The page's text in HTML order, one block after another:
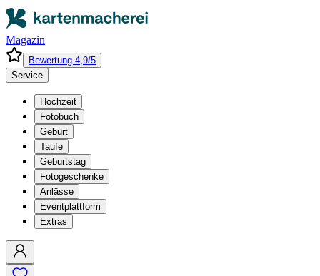
Magazin
Bewertung 4,9/5
Service
Hochzeit
Fotobuch
Geburt
Taufe
Geburtstag
Fotogeschenke
Anlässe
Eventplattform
Extras